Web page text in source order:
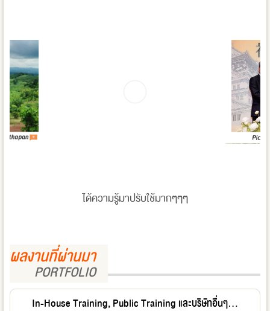
ได้ความรู้มาปรับใช้มากๆๆๆ
ผลงานที่ผ่านมา
PORTFOLIO
In-House Training, Public Training และบริษัทอื่นๆ...